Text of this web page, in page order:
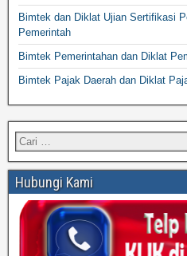
Bimtek dan Diklat Ujian Sertifikasi
Pemerintah
Bimtek Pemerintahan dan Diklat
Bimtek Pajak Daerah dan Diklat
Hubungi Kami